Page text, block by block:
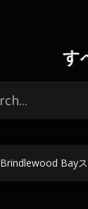
す
Brindlewood Bay